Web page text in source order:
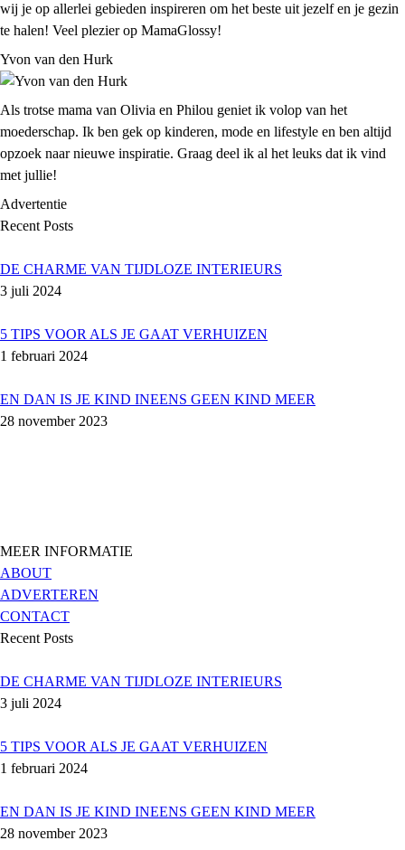
wij je op allerlei gebieden inspireren om het beste uit jezelf en je gezin
te halen! Veel plezier op MamaGlossy!
Yvon van den Hurk
Als trotse mama van Olivia en Philou geniet ik volop van het
moederschap. Ik ben gek op kinderen, mode en lifestyle en ben altijd
opzoek naar nieuwe inspiratie. Graag deel ik al het leuks dat ik vind
met jullie!
Advertentie
Recent Posts
DE CHARME VAN TIJDLOZE INTERIEURS
3 juli 2024
5 TIPS VOOR ALS JE GAAT VERHUIZEN
1 februari 2024
EN DAN IS JE KIND INEENS GEEN KIND MEER
28 november 2023
MEER INFORMATIE
ABOUT
ADVERTEREN
CONTACT
Recent Posts
DE CHARME VAN TIJDLOZE INTERIEURS
3 juli 2024
5 TIPS VOOR ALS JE GAAT VERHUIZEN
1 februari 2024
EN DAN IS JE KIND INEENS GEEN KIND MEER
28 november 2023